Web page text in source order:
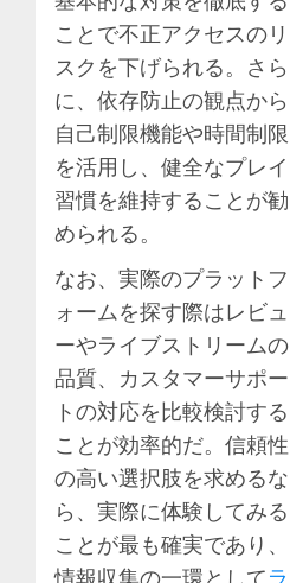
ことで不正アクセスのリ
スクを下げられる。さら
に、依存防止の観点から
自己制限機能や時間制限
を活用し、健全なプレイ
習慣を維持することが勧
められる。
なお、実際のプラットフ
ォームを探す際はレビュ
ーやライブストリームの
品質、カスタマーサポー
トの対応を比較検討する
ことが効率的だ。信頼性
の高い選択肢を求めるな
ら、実際に体験してみる
ことが最も確実であり、